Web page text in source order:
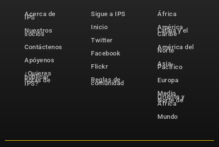
Acerca de
IPS
Nuestros
socios
Contáctenos
Apóyenos
¿Quieres
publicar
notas de
IPS?
Sigue a IPS
Inicio
Twitter
Facebook
Flickr
Reglas de
comunidad
África
América
Latina y el
Caribe
América del
Norte
Asia-
Pacífico
Europa
Medio
Oriente y
Norte de
África
Mundo